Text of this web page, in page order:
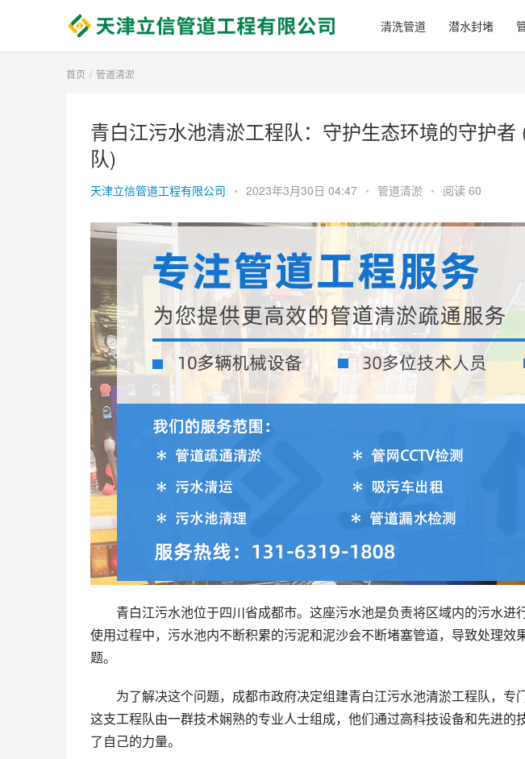
清洗管道 潜水封堵
首页 管道清淤
青白江污水池清淤工程队：守护生态环境的守护
队)
天津立信管道工程有限公司 • 2023年3月30日 04:47 • 管道清淤 • 阅读 60
青白江污水池位于四川省成都市。这座污水池是负责将区域内的污水进
使用过程中，污水池内不断积累的污泥和泥沙会不断堵塞管道，导致处理效
题。
为了解决这个问题，成都市政府决定组建青白江污水池清淤工程队，专
这支工程队由一群技术娴熟的专业人士组成，他们通过高科技设备和先进的
了自己的力量。